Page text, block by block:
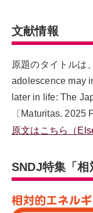
文献情報
原題のタイトルは
adolescence may
later in life: The
〔Maturitas. 2025
原文はこちら（
SNDJ特集「相